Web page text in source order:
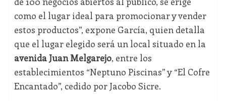
como el lugar ideal para promocionar y vender
estos productos”, expone García, quien detalla
que el lugar elegido será un local situado en la
avenida Juan Melgarejo, entre los
establecimientos “Neptuno Piscinas” y “El Cofre
Encantado”, cedido por Jacobo Sicre.